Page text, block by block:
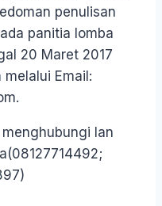
penulisan
panitia lomba
20 Maret 2017
Email:
Ian